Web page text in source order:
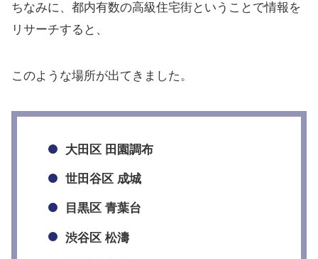
ちなみに、都内有数の高級住宅街ということで情報を
リサーチすると、
このような場所が出てきました。
大田区 田園調布
世田谷区 成城
目黒区 青葉台
渋谷区 松濤